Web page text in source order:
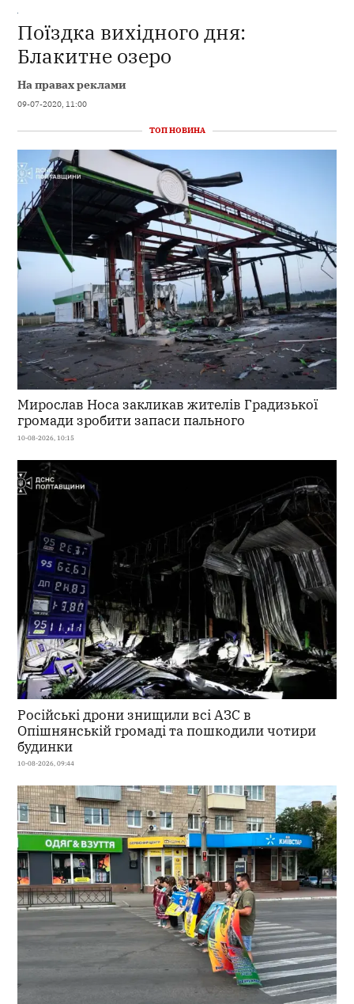
Поїздка вихідного дня:
Блакитне озеро
На правах реклами
09-07-2020, 11:00
ТОП НОВИНА
Мирослав Носа закликав жителів Градизької
громади зробити запаси пального
10-08-2026, 10:15
Російські дрони знищили всі АЗС в
Опішнянській громаді та пошкодили чотири
будинки
10-08-2026, 09:44